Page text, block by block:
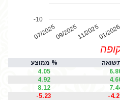
07/202509/202511/202501/
-10
% ממוצע
4.05
4.92
8.12
-
-5.23